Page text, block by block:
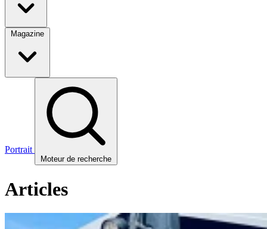
Magazine
Portrait
Moteur de recherche
Articles